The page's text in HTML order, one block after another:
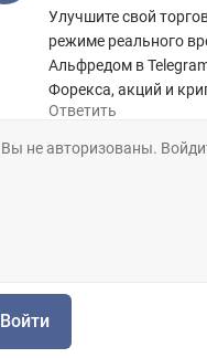
Улучшите свой
режиме реального
Альфредом в
Форекса, акций и
Ответить
Войти